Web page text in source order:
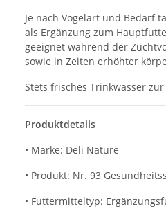
Je nach Vogelart und Bedarf
als Ergänzung zum
geeignet während der
sowie in Zeiten erhöhter
Stets frisches Trinkwasser
Produktdetails
• Marke: Deli Nature
• Produkt: Nr. 93
• Futtermitteltyp: